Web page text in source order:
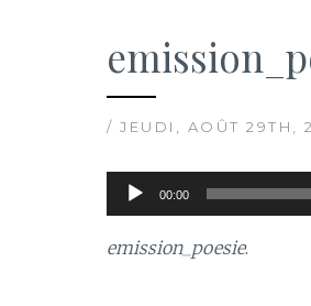
/ JEUDI, AOÛT 29TH,
Lecteur
audio
00:00
emission_poesie.